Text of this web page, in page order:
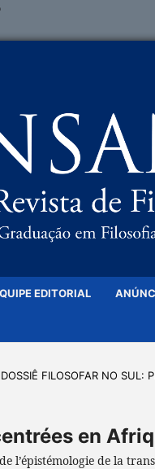
EDITORIAL
FILOSOFAR NO SUL:
en
l’épistémologie de la